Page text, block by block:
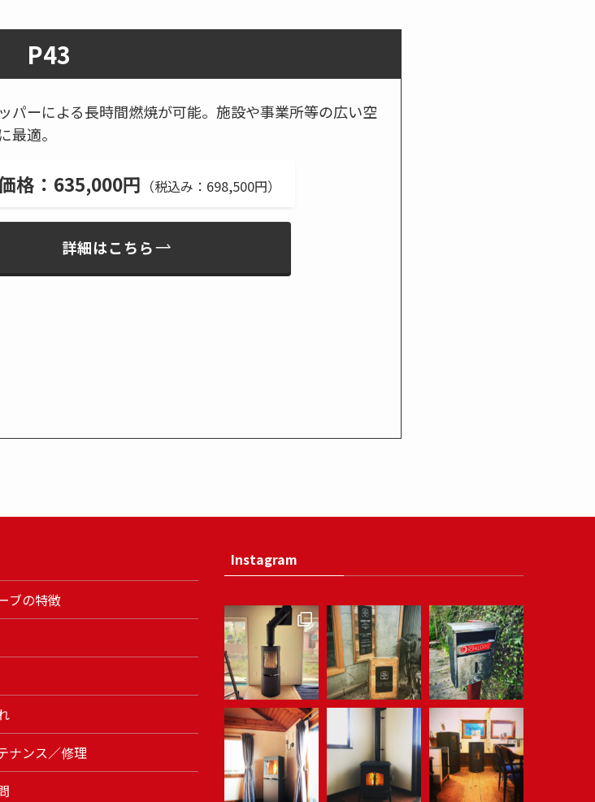
P43
パーによる長時間燃焼が可能。施設や事業所等の広い空
最適。
格 ：635,000円 （税込み：698,500円）
詳細はこちら
ブの特徴
ナンス／修理
Instagram